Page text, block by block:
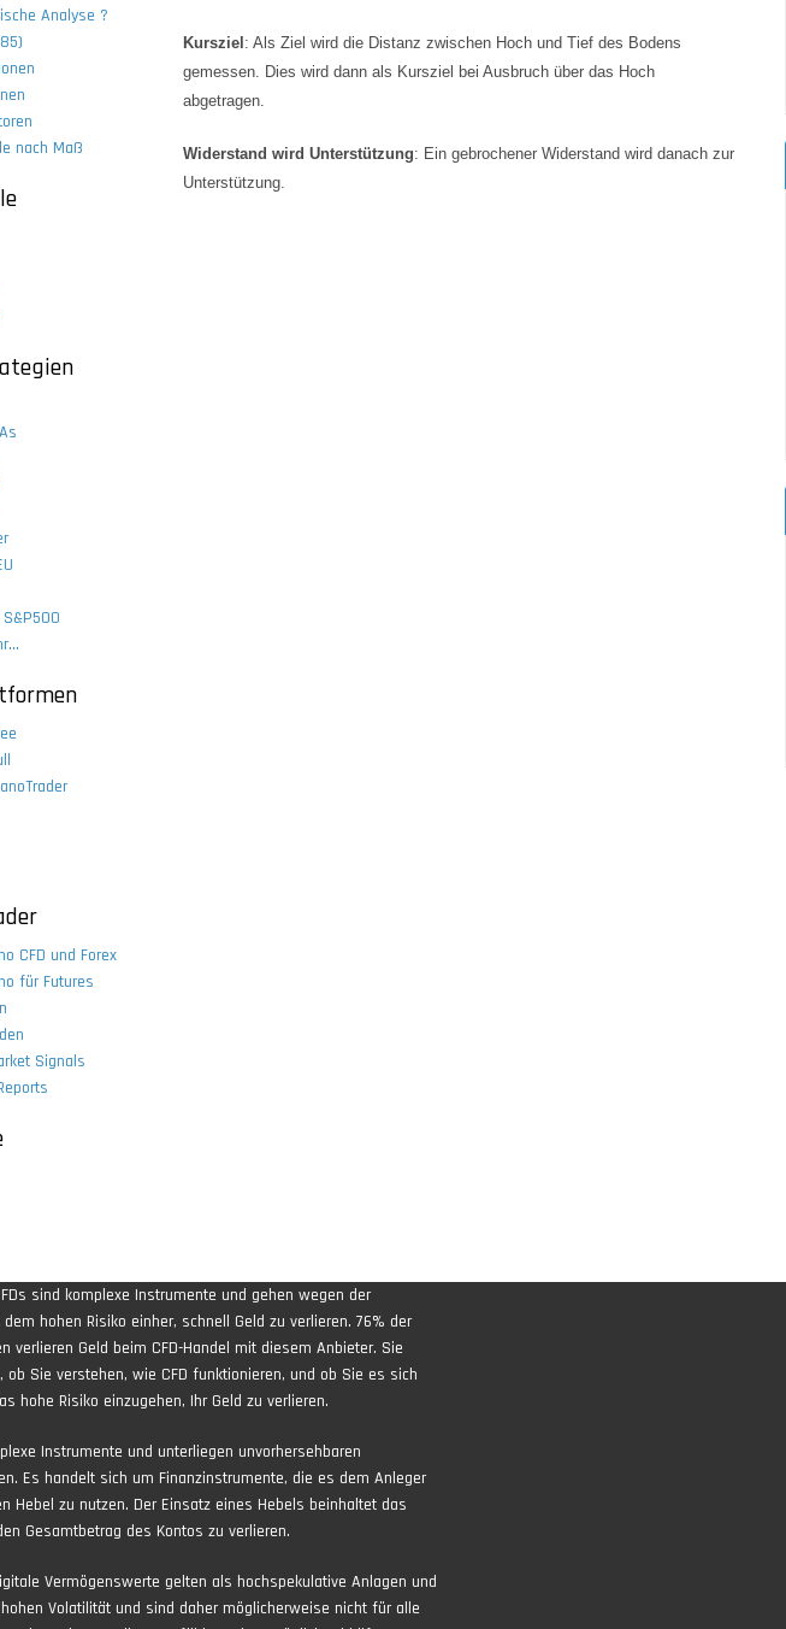
Analyse ?
nach Maß
S&P500
CFD und Forex
für Futures
Signals
Kursziel : Als Ziel wird die Distanz zwischen Hoch und Tief des Bodens
gemessen. Dies wird dann als Kursziel bei Ausbruch über das Hoch
abgetragen.
Widerstand wird Unterstützung: Ein gebrochener Widerstand wird danach zur
Unterstützung.
sind komplexe Instrumente und gehen wegen der
hohen Risiko einher, schnell Geld zu verlieren. 76% der
verlieren Geld beim CFD-Handel mit diesem Anbieter. Sie
ob Sie verstehen, wie CFD funktionieren, und ob Sie es sich
hohe Risiko einzugehen, Ihr Geld zu verlieren.
Instrumente und unterliegen unvorhersehbaren
Es handelt sich um Finanzinstrumente, die es dem Anleger
Hebel zu nutzen. Der Einsatz eines Hebels beinhaltet das
Gesamtbetrag des Kontos zu verlieren.
Vermögenswerte gelten als hochspekulative Anlagen und
Volatilität und sind daher möglicherweise nicht für alle